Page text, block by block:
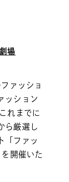
場
ァッショ
ッション
れまでに
ら厳選し
「ファッ
開催いた